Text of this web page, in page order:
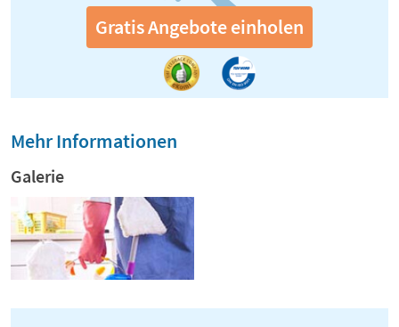
Gratis Angebote einholen
Mehr Informationen
Galerie